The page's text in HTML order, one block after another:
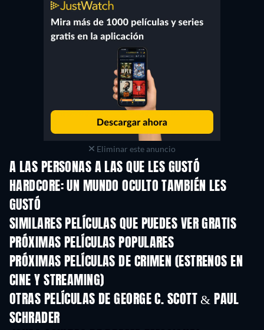
Eliminar este anuncio
A LAS PERSONAS A LAS QUE LES GUSTÓ
HARDCORE: UN MUNDO OCULTO TAMBIÉN LES
GUSTÓ
SIMILARES PELÍCULAS QUE PUEDES VER GRATIS
PRÓXIMAS PELÍCULAS POPULARES
PRÓXIMAS PELÍCULAS DE CRIMEN (ESTRENOS EN
CINE Y STREAMING)
OTRAS PELÍCULAS DE GEORGE C. SCOTT & PAUL
SCHRADER